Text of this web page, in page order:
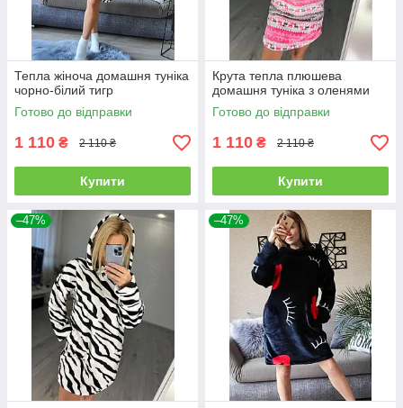
Тепла жіноча домашня туніка
чорно-білий тигр
Готово до відправки
1 110 ₴ 2 110 ₴
Купити
Крута тепла плюшева
домашня туніка з оленями
Готово до відправки
1 110 ₴ 2 110 ₴
Купити
–47% –47%